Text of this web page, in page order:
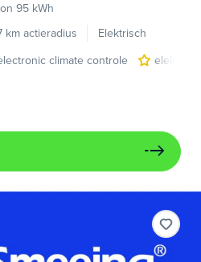
95 kWh
km actieradius
Elektrisch
climate controle